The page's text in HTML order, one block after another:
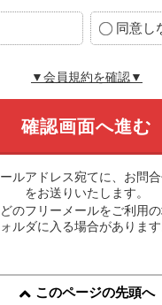
同意し
▼会員規約を確認▼
ルアドレス宛てに、お問
をお送りいたします。
のフリーメールをご利用
ォルダに入る場合があります
このページの先頭へ